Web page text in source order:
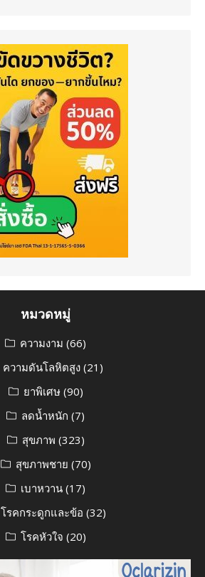
หมวดหมู่
ความงาม (66)
ความดันโลหิตสูง (21)
ยาพิเศษ(90)
ลดน้ำหนัก (7)
สุขภาพ (323)
สุขภาพชาย (70)
เบาหวาน (17)
โรคกระดูกและข้อ (32)
โรคหัวใจ (20)